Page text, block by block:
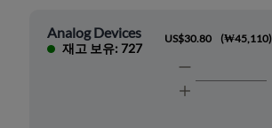
Analog Devices
재고 보유: 727
US$30.80 (₩45,110)